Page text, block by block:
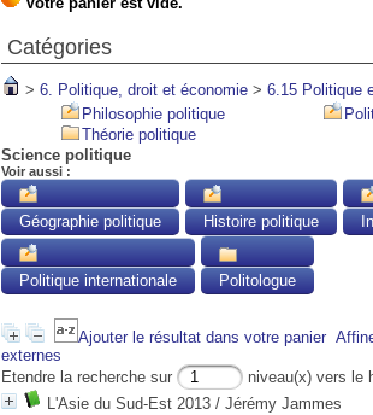
Catégories
> 6. Politique, droit et économie > 6.15 Politique
Philosophie politique
Théorie politique
Science politique
Voir aussi :
Géographie politique Histoire politique
Politique internationale Politologue
Ajouter le résultat dans votre panier
externes
Etendre la recherche sur
niveau(x) vers le
L'Asie du Sud-Est 2013 / Jérémy Jammes